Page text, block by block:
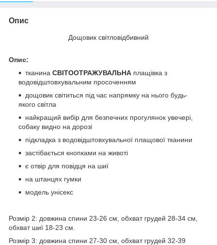
Опис
Дощовик світловідбивний
Опис:
тканина СВІТООТРАЖУВАЛЬНА плащівка з
водовідштовхувальним просоченням
дощовик світиться під час напрямку на нього будь-
якого світла
найкращий вибір для безпечних прогулянок увечері,
собаку видно на дорозі
підкладка з водовідштовхувальної плащової тканини
застібається кнопками на животі
є отвір для повідця на шиї
на штанцях гумки
модель унісекс
Розмір 2: довжина спини 23-26 см, обхват грудей 28-34 см,
обхват шиї 18-23 см.
Розмір 3: довжина спини 27-30 см, обхват грудей 32-39